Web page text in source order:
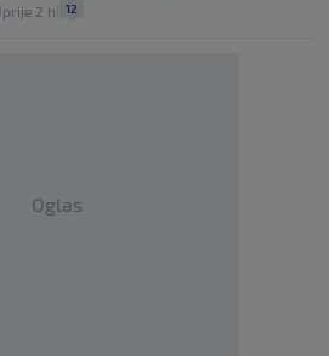
prije 2 h 12
Oglas